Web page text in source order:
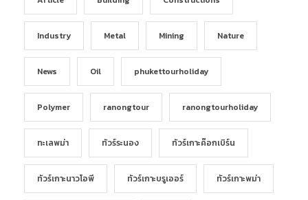
Industry Metal Mining Nature
News Oil phukettourholiday
Polymer ranongtour ranongtourholiday
ทะเลพม่า ทัวร์ระนอง ทัวร์เกาะค๊อกเบิร์น
ทัวร์เกาะนาวโอพี ทัวร์เกาะบรูเออร์ ทัวร์เกาะพม่า